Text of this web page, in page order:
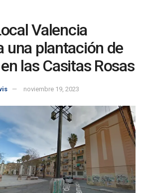
Valencia
una plantación de
las Casitas Rosas
noviembre 19, 2023